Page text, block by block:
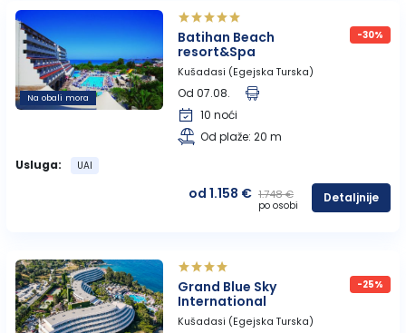
Na obali mora
Batihan Beach
resort&Spa
-30%
Kušadasi (Egejska Turska)
Od 07.08.
10 noći
Od plaže: 20 m
Usluga:
UAI
od 1.158 € 1.748 €
po osobi
Detaljnije
Grand Blue Sky
International
-25%
Kušadasi (Egejska Turska)